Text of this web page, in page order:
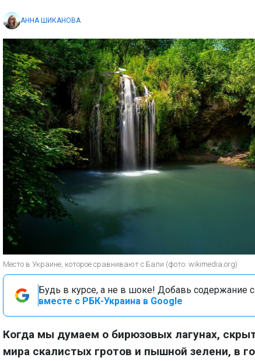
АННА ШИКАНОВА
Место в Украине, которое сравнивают с Бали (фото: wikimedia.org)
Будь в курсе, а не в шоке! Добавь содержание
вместе с РБК-Украина в Google
Когда мы думаем о бирюзовых лагунах,
мира скалистых гротов и пышной зелени, в